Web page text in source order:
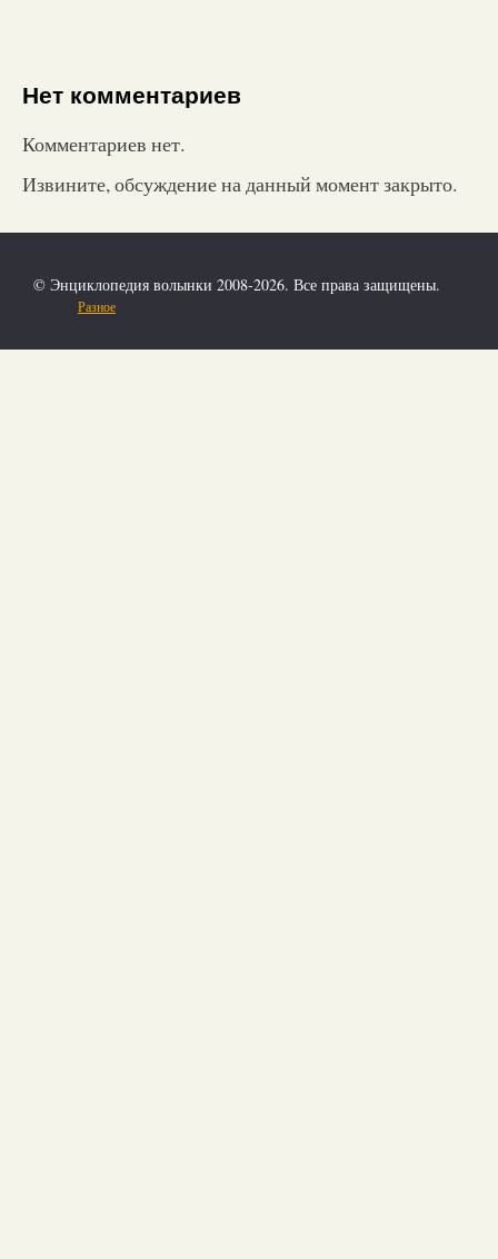
Нет комментариев
Комментариев нет.
Извините, обсуждение на данный момент закрыто.
© Энциклопедия волынки 2008-2026. Все права защищены.
Разное